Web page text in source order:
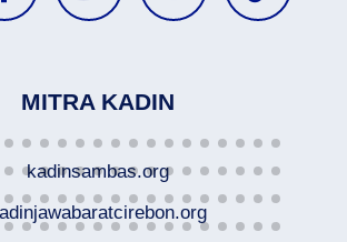
MITRA KADIN
kadinsambas.org